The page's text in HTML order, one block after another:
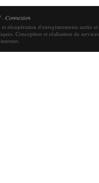
· Connexion
récupération d'enregistrements audio et
Conception et réalisation de services